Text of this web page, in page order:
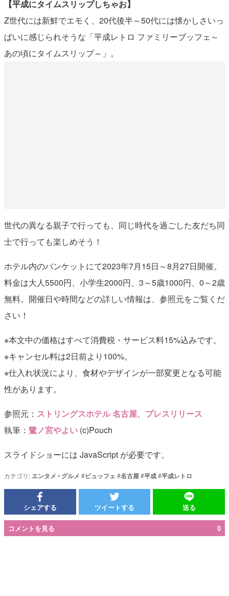
【平成にタイムスリップしちゃお】
Z世代には新鮮でエモく、20代後半～50代には懐かしさいっ
ぱいに感じられそうな「平成レトロ ファミリーブッフェ～
あの頃にタイムスリップ～」。
世代の異なる親子で行っても、同じ時代を過ごした友だち同
士で行っても楽しめそう！
ホテル内のバンケットにて2023年7月15日～8月27日開催。
料金は大人5500円、小学生2000円、3～5歳1000円、0～2歳
無料。開催日や時間などの詳しい情報は、参照元をご覧くだ
さい！
※本文中の価格はすべて消費税・サービス料15%込みです。
※キャンセル料は2日前より100%。
※仕入れ状況により、食材やデザインが一部変更となる可能
性があります。
参照元： ストリングスホテル 名古屋、 プレスリリース
執筆： 鷺ノ宮やよい(c)Pouch
スライドショーには JavaScript が必要です。
カテゴリ: エンタメ • グルメ #ビュッフェ #名古屋#平成#平成レトロ
シェアする ツイートする 送る
コメントを見る 0